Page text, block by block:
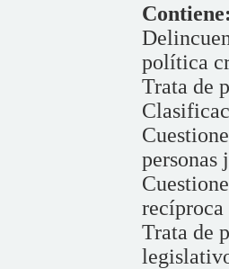
Contiene:
política
Trata de
personas
Trata de